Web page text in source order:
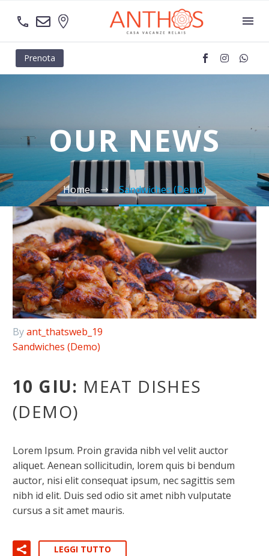
Prenota
OUR NEWS
Home Sandwiches (Demo)
Byant_thatsweb_19
Sandwiches (Demo)
10 GIU: MEAT DISHES
(DEMO)
Lorem Ipsum. Proin gravida nibh vel velit auctor
aliquet. Aenean sollicitudin, lorem quis bi bendum
auctor, nisi elit consequat ipsum, nec sagittis sem
nibh id elit. Duis sed odio sit amet nibh vulputate
cursus a sit amet mauris.
LEGGI TUTTO